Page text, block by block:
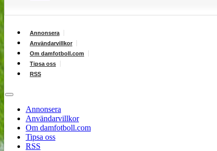
Annonsera
Användarvillkor
Om damfotboll.com
Tipsa oss
RSS
Annonsera
Användarvillkor
Om damfotboll.com
Tipsa oss
RSS